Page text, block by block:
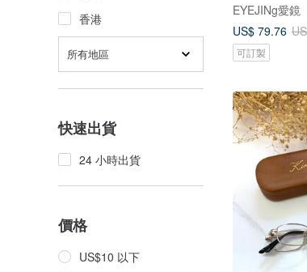
香港
所有地區
快速出貨
24 小時出貨
價格
US$10 以下
EYEJINg愛鏡
US$ 79.76
可訂製